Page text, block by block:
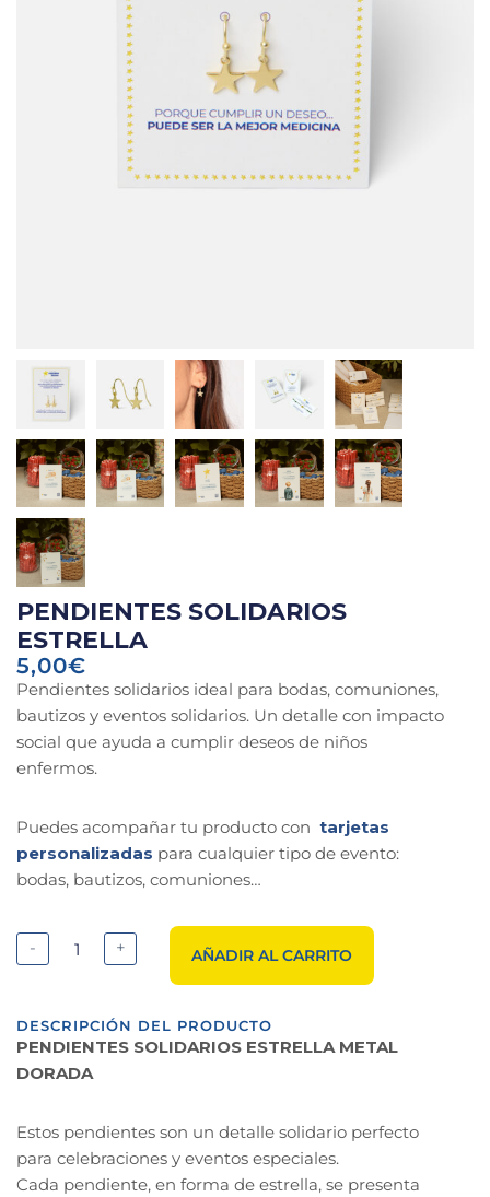
PENDIENTES SOLIDARIOS
ESTRELLA
5,00€
Pendientes solidarios ideal para bodas, comuniones,
bautizos y eventos solidarios. Un detalle con impacto
social que ayuda a cumplir deseos de niños
enfermos.
Puedes acompañar tu producto con tarjetas
personalizadas para cualquier tipo de evento:
bodas, bautizos, comuniones…
- + AÑADIR AL CARRITO
DESCRIPCIÓN DEL PRODUCTO
PENDIENTES SOLIDARIOS ESTRELLA METAL
DORADA
Estos pendientes son un detalle solidario perfecto
para celebraciones y eventos especiales.
Cada pendiente, en forma de estrella, se presenta